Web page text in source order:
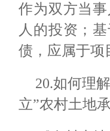
作为双方当
人的投资；
债，应属于项
20.如何理
立”农村土地